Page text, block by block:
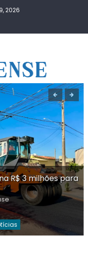
2026
R$ 3 milhões para